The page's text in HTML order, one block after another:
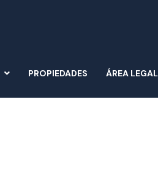
PROPIEDADES ÁREA LEGAL